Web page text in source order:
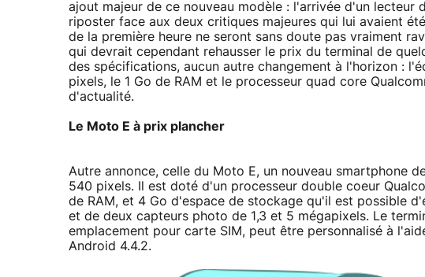
ajout majeur de ce nouveau modèle : l'arrivée d'un lecteur
riposter face aux deux critiques majeures qui lui avaient
de la première heure ne seront sans doute pas vraiment
qui devrait cependant rehausser le prix du terminal de
des spécifications, aucun autre changement à l'horizon :
pixels, le 1 Go de RAM et le processeur quad core
d'actualité.
Le Moto E à prix plancher
Autre annonce, celle du Moto E, un nouveau smartphone
540 pixels. Il est doté d'un processeur double coeur
de RAM, et 4 Go d'espace de stockage qu'il est possible
et de deux capteurs photo de 1,3 et 5 mégapixels. Le
emplacement pour carte SIM, peut être personnalisé à
Android 4.4.2.